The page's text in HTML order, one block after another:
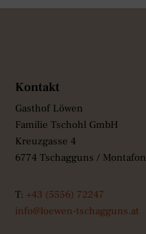
Kontakt
Gasthof Löwen
Familie Tschohl GmbH
Kreuzgasse 4
6774 Tschagguns / Montafon
T: +43 (5556) 72247
info@loewen-tschagguns.at